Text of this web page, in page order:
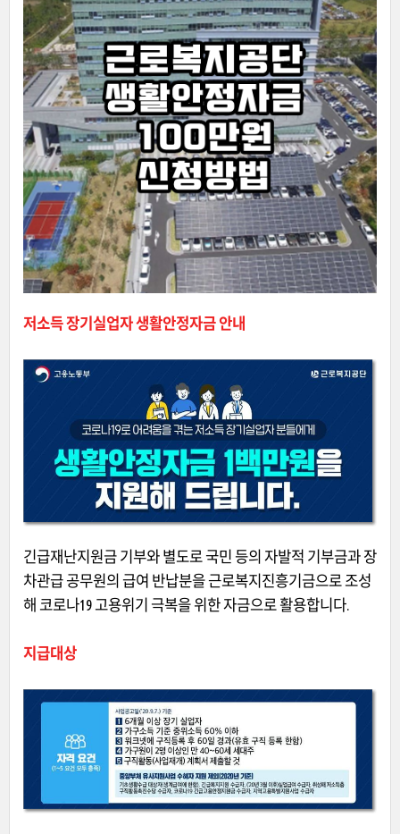
저소득 장기실업자 생활안정자금 안내
긴급재난지원금 기부와 별도로 국민 등의 자발적 기부금과 장
차관급 공무원의 급여 반납분을 근로복지진흥기금으로 조성
해 코로나19 고용위기 극복을 위한 자금으로 활용합니다.
지급대상